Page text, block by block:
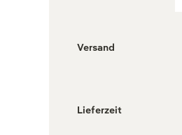
Versand
Lieferzeit